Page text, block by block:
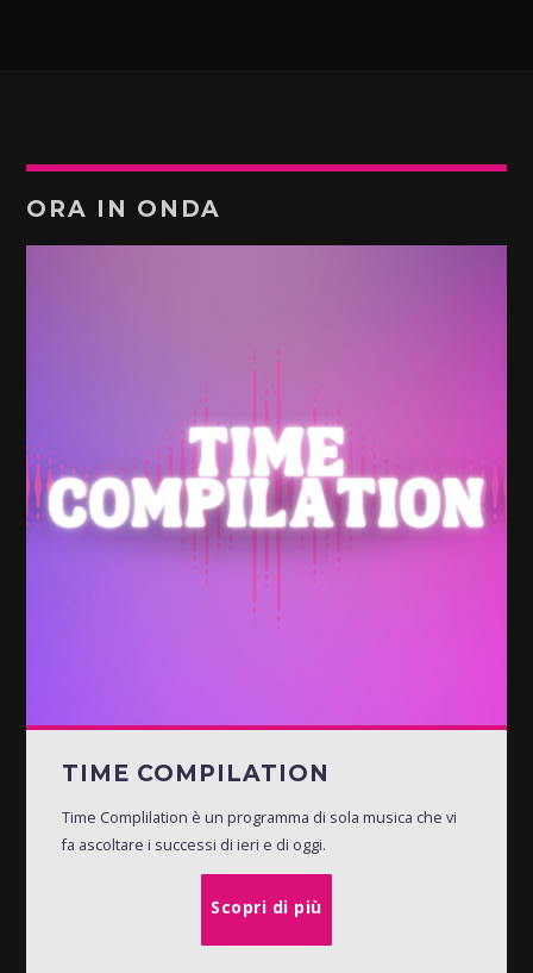
ORA IN ONDA
TIME COMPILATION
Time Complilation è un programma di sola musica che vi
fa ascoltare i successi di ieri e di oggi.
Scopri di più